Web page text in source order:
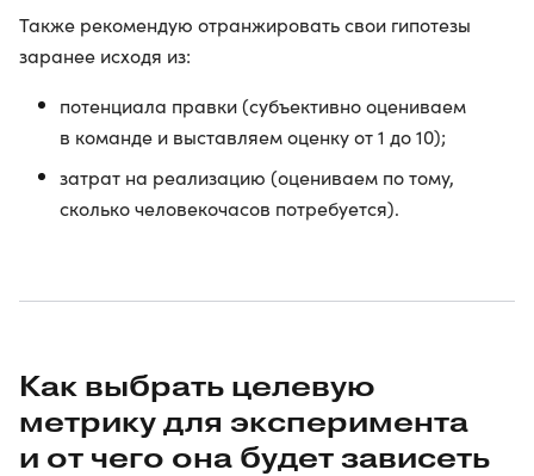
Также рекомендую отранжировать свои гипотезы
заранее исходя из:
потенциала правки (субъективно оцениваем
в команде и выставляем оценку от 1 до 10);
затрат на реализацию (оцениваем по тому,
сколько человекочасов потребуется).
Как выбрать целевую
метрику для эксперимента
и от чего она будет зависеть